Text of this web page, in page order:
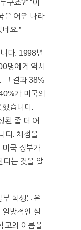
구죠?” “이
은 어떤 나라
요.”
다. 1998년
명에게 역사
그 결과 38%
가 미국의
했습니다.
된 좀 더 어
다. 채점을
미국 정부가
다는 것을 알
부 학생들은
방적인 실
교의 이름을